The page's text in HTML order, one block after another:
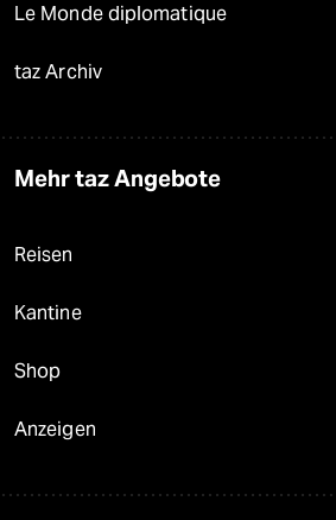
Le Monde diplomatique
taz Archiv
Mehr taz Angebote
Reisen
Kantine
Shop
Anzeigen